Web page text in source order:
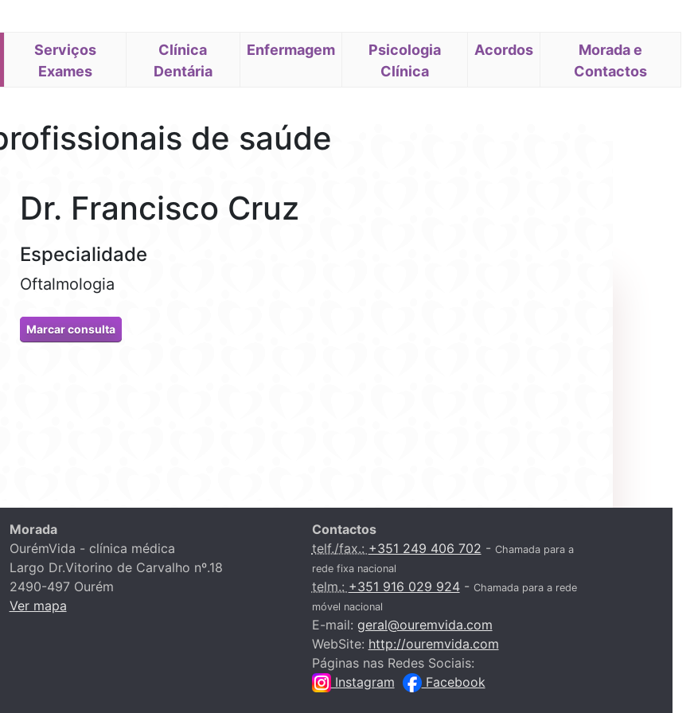
(current)Serviços
Exames (current)
Clínica
Dentária(current)
Enfermagem(current)Psicologia
Clínica
Acordos (current)Morada e
Contactos
de saúde
Dr. Francisco Cruz
Especialidade
Oftalmologia
Marcar consulta
Morada
OurémVida - clínica médica
Largo Dr.Vitorino de Carvalho nº.18
2490-497 Ourém
Ver mapa
Contactos
telf./fax.: +351 249 406 702 - Chamada para a
rede fixa nacional
telm.: +351 916 029 924- Chamada para a rede
móvel nacional
E-mail: geral@ouremvida.com
WebSite: http://ouremvida.com
Páginas nas Redes Sociais:
Instagram
Facebook